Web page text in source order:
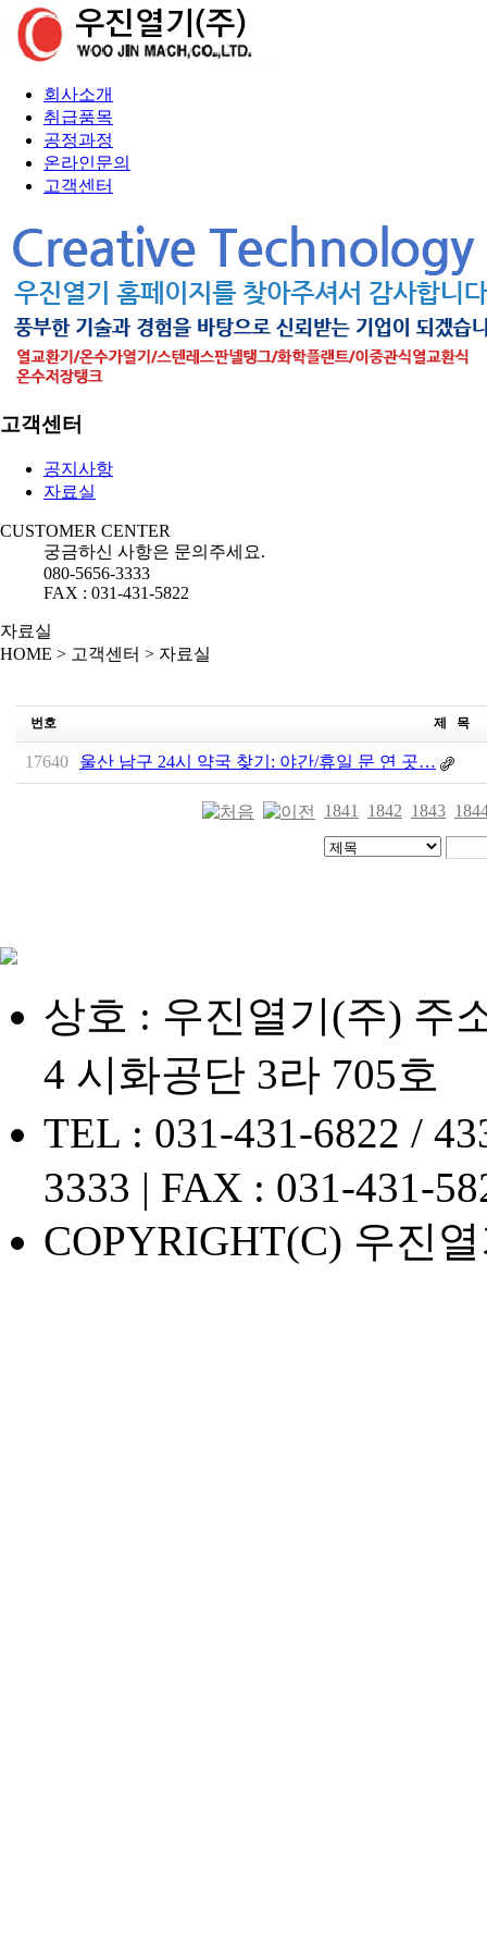
회사소개
취급품목
공정과정
온라인문의
고객센터
고객센터
공지사항
자료실
CUSTOMER CENTER
궁금하신 사항은 문의주세요.
080-5656-3333
FAX : 031-431-5822
자료실
HOME > 고객센터 > 자료실
번호 제 목
17640 울산 남구 24시 약국 찾기: 야간/휴일 문 연 곳…
1841 1842 1843
상호 : 우진열기(주) 주
4 시화공단 3라 705호
TEL : 031-431-6822 /
3333 | FAX : 031-431-
COPYRIGHT(C) 우진